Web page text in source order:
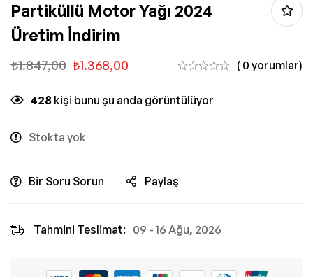
Partiküllü Motor Yağı 2024
Üretim İndirim
₺1.847,00 ₺1.368,00 ( 0 yorumlar)
428 kişi bunu şu anda görüntülüyor
Stokta yok
Bir Soru Sorun Paylaş
Tahmini Teslimat: 09 - 16 Ağu, 2026